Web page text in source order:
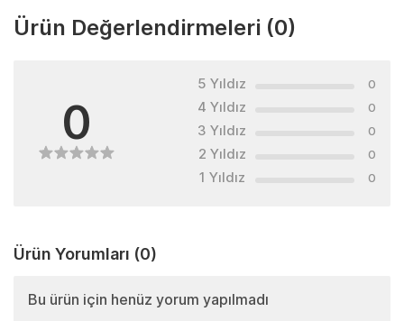
Ürün Değerlendirmeleri (0)
0
5 Yıldız 0
4 Yıldız 0
3 Yıldız 0
2 Yıldız 0
1 Yıldız 0
Ürün Yorumları (0)
Bu ürün için henüz yorum yapılmadı